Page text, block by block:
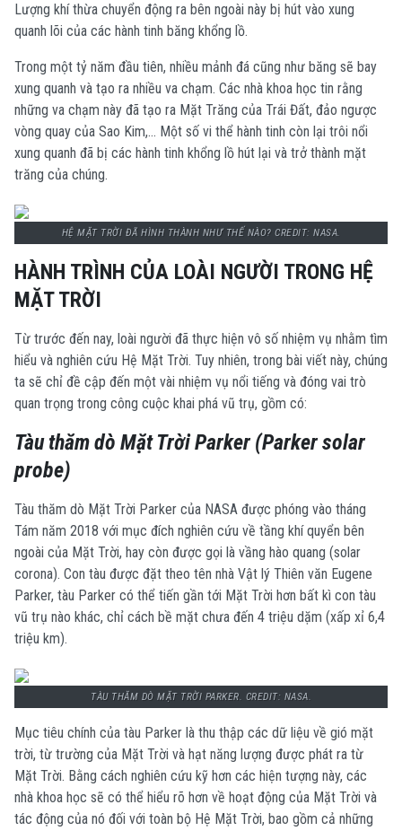
Lượng khí thừa chuyển động ra bên ngoài này bị hút vào xung
quanh lõi của các hành tinh băng khổng lồ.
Trong một tỷ năm đầu tiên, nhiều mảnh đá cũng như băng sẽ bay
xung quanh và tạo ra nhiều va chạm. Các nhà khoa học tin rằng
những va chạm này đã tạo ra Mặt Trăng của Trái Đất, đảo ngược
vòng quay của Sao Kim,... Một số vi thể hành tinh còn lại trôi nổi
xung quanh đã bị các hành tinh khổng lồ hút lại và trở thành mặt
trăng của chúng.
HỆ MẶT TRỜI ĐÃ HÌNH THÀNH NHƯ THẾ NÀO? CREDIT: NASA.
HÀNH TRÌNH CỦA LOÀI NGƯỜI TRONG HỆ
MẶT TRỜI
Từ trước đến nay, loài người đã thực hiện vô số nhiệm vụ nhằm tìm
hiểu và nghiên cứu Hệ Mặt Trời. Tuy nhiên, trong bài viết này, chúng
ta sẽ chỉ đề cập đến một vài nhiệm vụ nổi tiếng và đóng vai trò
quan trọng trong công cuộc khai phá vũ trụ, gồm có:
Tàu thăm dò Mặt Trời Parker (Parker solar
probe)
Tàu thăm dò Mặt Trời Parker của NASA được phóng vào tháng
Tám năm 2018 với mục đích nghiên cứu về tầng khí quyển bên
ngoài của Mặt Trời, hay còn được gọi là vầng hào quang (solar
corona). Con tàu được đặt theo tên nhà Vật lý Thiên văn Eugene
Parker, tàu Parker có thể tiến gần tới Mặt Trời hơn bất kì con tàu
vũ trụ nào khác, chỉ cách bề mặt chưa đến 4 triệu dặm (xấp xỉ 6,4
triệu km).
TÀU THĂM DÒ MẶT TRỜI PARKER. CREDIT: NASA.
Mục tiêu chính của tàu Parker là thu thập các dữ liệu về gió mặt
trời, từ trường của Mặt Trời và hạt năng lượng được phát ra từ
Mặt Trời. Bằng cách nghiên cứu kỹ hơn các hiện tượng này, các
nhà khoa học sẽ có thể hiểu rõ hơn về hoạt động của Mặt Trời và
tác động của nó đối với toàn bộ Hệ Mặt Trời, bao gồm cả những